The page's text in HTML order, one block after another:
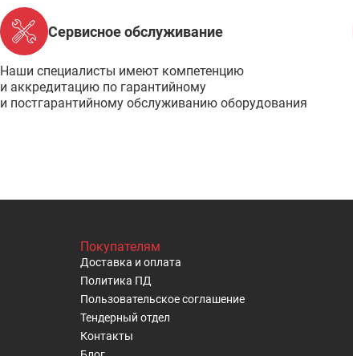
Сервисное обслуживание
Наши специалисты имеют компетенцию
и аккредитацию по гарантийному
и постгарантийному обслуживанию оборудования
Покупателям
Доставка и оплата
Политика ПД
Пользовательское cоглашение
Тендерный отдел
Контакты